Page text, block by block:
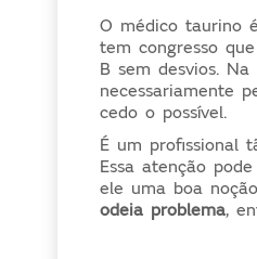
O médico taurino
tem congresso
B sem desvios.
necessariamente
cedo o possível.
É um profissional
Essa atenção
ele uma boa
odeia problema,